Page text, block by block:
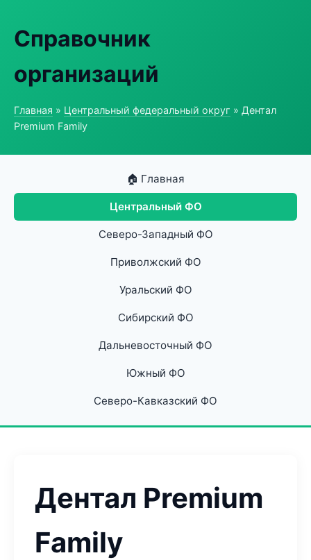
Справочник
организаций
Главная » Центральный федеральный округ » Дентал
Premium Family
🏠 Главная
Центральный ФО
Северо-Западный ФО
Приволжский ФО
Уральский ФО
Сибирский ФО
Дальневосточный ФО
Южный ФО
Северо-Кавказский ФО
Дентал Premium
Family